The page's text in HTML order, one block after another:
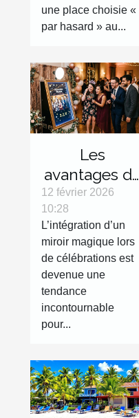
une place choisie «
par hasard » au...
Les
avantages de
l'intégration
d'un miroir
magique lors
de
célébrations
12 février 2026
10:28
L’intégration d’un
miroir magique lors
de célébrations est
devenue une
tendance
incontournable
pour...